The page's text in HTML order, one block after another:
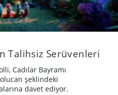
Talihsiz Serüvenleri
Cadılar Bayramı
şeklindeki
davet ediyor.